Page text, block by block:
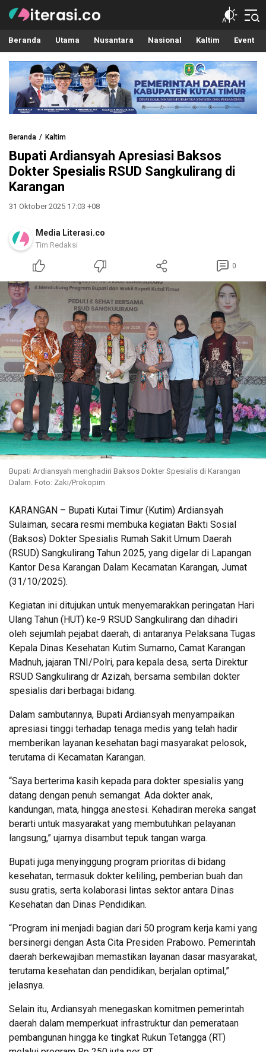
Literasi.co
Pilar Informasi
Beranda Utama Nusantara Nasional Kaltim Event
Beranda Kaltim
Bupati Ardiansyah Apresiasi Baksos
Dokter Spesialis RSUD Sangkulirang di
Karangan
31 Oktober 2025 17:03 +08
Media Literasi.co
Tim Redaksi
0
Bupati Ardiansyah menghadiri Baksos Dokter Spesialis di Karangan
Dalam. Foto: Zaki/Prokopim
KARANGAN – Bupati Kutai Timur (Kutim) Ardiansyah
Sulaiman, secara resmi membuka kegiatan Bakti Sosial
(Baksos) Dokter Spesialis Rumah Sakit Umum Daerah
(RSUD) Sangkulirang Tahun 2025, yang digelar di Lapangan
Kantor Desa Karangan Dalam Kecamatan Karangan, Jumat
(31/10/2025).
Kegiatan ini ditujukan untuk menyemarakkan peringatan Hari
Ulang Tahun (HUT) ke-9 RSUD Sangkulirang dan dihadiri
oleh sejumlah pejabat daerah, di antaranya Pelaksana Tugas
Kepala Dinas Kesehatan Kutim Sumarno, Camat Karangan
Madnuh, jajaran TNI/Polri, para kepala desa, serta Direktur
RSUD Sangkulirang dr Azizah, bersama sembilan dokter
spesialis dari berbagai bidang.
Dalam sambutannya, Bupati Ardiansyah menyampaikan
apresiasi tinggi terhadap tenaga medis yang telah hadir
memberikan layanan kesehatan bagi masyarakat pelosok,
terutama di Kecamatan Karangan.
“Saya berterima kasih kepada para dokter spesialis yang
datang dengan penuh semangat. Ada dokter anak,
kandungan, mata, hingga anestesi. Kehadiran mereka sangat
berarti untuk masyarakat yang membutuhkan pelayanan
langsung,” ujarnya disambut tepuk tangan warga.
Bupati juga menyinggung program prioritas di bidang
kesehatan, termasuk dokter keliling, pemberian buah dan
susu gratis, serta kolaborasi lintas sektor antara Dinas
Kesehatan dan Dinas Pendidikan.
“Program ini menjadi bagian dari 50 program kerja kami yang
bersinergi dengan Asta Cita Presiden Prabowo. Pemerintah
daerah berkewajiban memastikan layanan dasar masyarakat,
terutama kesehatan dan pendidikan, berjalan optimal,”
jelasnya.
Selain itu, Ardiansyah menegaskan komitmen pemerintah
daerah dalam memperkuat infrastruktur dan pemerataan
pembangunan hingga ke tingkat Rukun Tetangga (RT)